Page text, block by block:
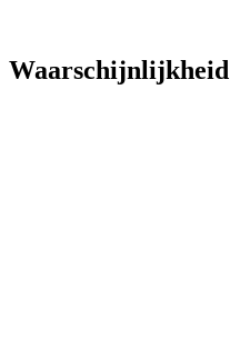
Waarschijnlijkheid